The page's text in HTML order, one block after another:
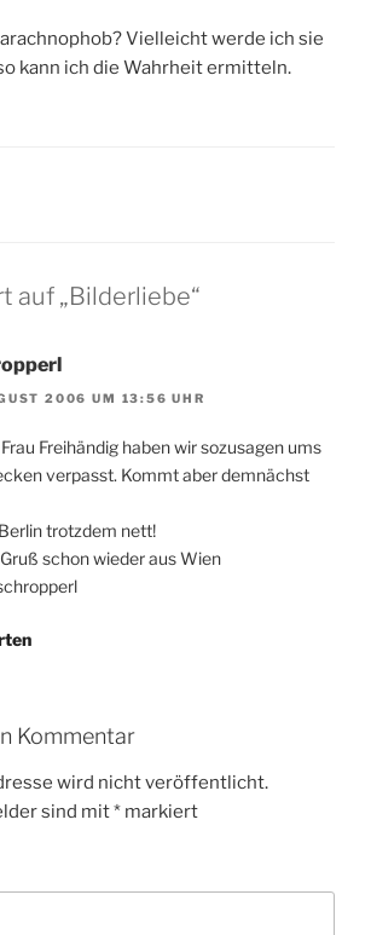
arachnophob? Vielleicht werde ich sie
kann ich die Wahrheit ermitteln.
auf „Bilderliebe“
2006 UM 13:56 UHR
Freihändig haben wir sozusagen ums
verpasst. Kommt aber demnächst
trotzdem nett!
schon wieder aus Wien
Kommentar
wird nicht veröffentlicht.
sind mit* markiert